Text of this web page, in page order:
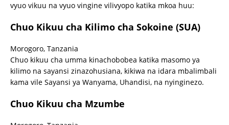
vyuo vikuu na vyuo vingine vilivyopo katika mkoa huu:
Chuo Kikuu cha Kilimo cha Sokoine (SUA)
Morogoro, Tanzania
Chuo kikuu cha umma kinachobobea katika masomo ya
kilimo na sayansi zinazohusiana, kikiwa na idara mbalimbali
kama vile Sayansi ya Wanyama, Uhandisi, na nyinginezo.
Chuo Kikuu cha Mzumbe